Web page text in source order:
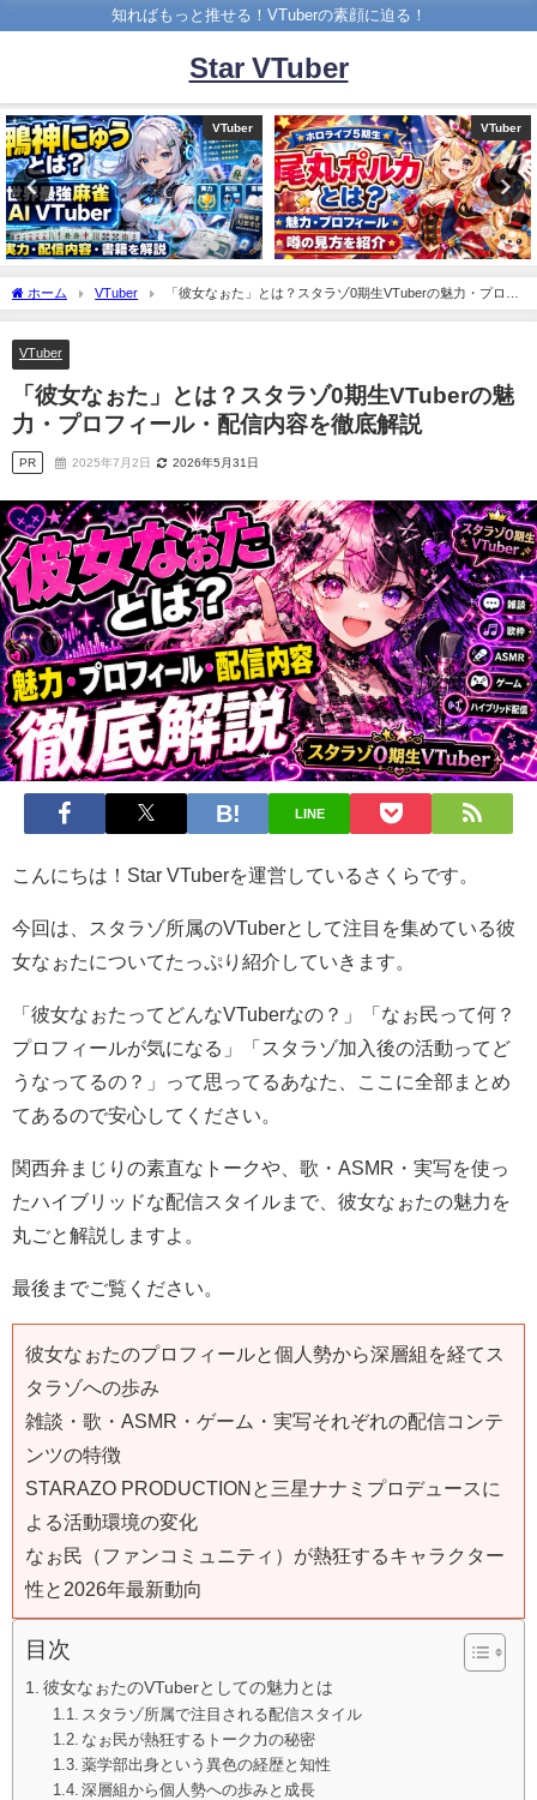
知ればもっと推せる！VTuberの素顔に迫る！
Star VTuber
VTuber VTuber
ホーム VTuber
「彼女なぉた」とは？スタラゾ0期生VTuberの魅力・プロフ
ィール・配信内容を徹底解説
VTuber
「彼女なぉた」とは？スタラゾ0期生VTuberの魅
力・プロフィール・配信内容を徹底解説
PR 2025年7月2日 2026年5月31日
LINE
こんにちは！Star VTuberを運営しているさくらです。
今回は、スタラゾ所属のVTuberとして注目を集めている彼
女なぉたについてたっぷり紹介していきます。
「彼女なぉたってどんなVTuberなの？」「なぉ民って何？
プロフィールが気になる」「スタラゾ加入後の活動ってど
うなってるの？」って思ってるあなた、ここに全部まとめ
てあるので安心してください。
関西弁まじりの素直なトークや、歌・ASMR・実写を使っ
たハイブリッドな配信スタイルまで、彼女なぉたの魅力を
丸ごと解説しますよ。
最後までご覧ください。
彼女なぉたのプロフィールと個人勢から深層組を経てス
タラゾへの歩み
雑談・歌・ASMR・ゲーム・実写それぞれの配信コンテ
ンツの特徴
STARAZO PRODUCTIONと三星ナナミプロデュースに
よる活動環境の変化
なぉ民（ファンコミュニティ）が熱狂するキャラクター
性と2026年最新動向
目次
彼女なぉたのVTuberとしての魅力とは
スタラゾ所属で注目される配信スタイル
なぉ民が熱狂するトーク力の秘密
薬学部出身という異色の経歴と知性
深層組から個人勢への歩みと成長